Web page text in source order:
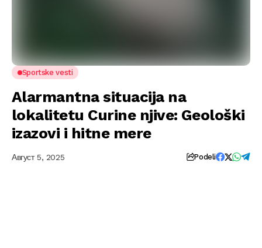
Sportske vesti
Alarmantna situacija na
lokalitetu Curine njive: Geološki
izazovi i hitne mere
Август 5, 2025 Podeli